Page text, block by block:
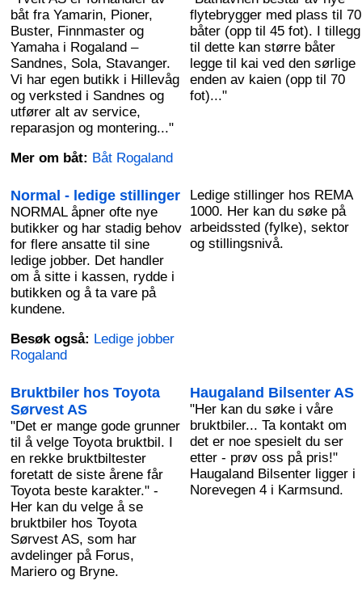
båt fra Yamarin, Pioner,
Buster, Finnmaster og
Yamaha i Rogaland –
Sandnes, Sola, Stavanger.
Vi har egen butikk i Hillevåg
og verksted i Sandnes og
utfører alt av service,
reparasjon og montering..."
Mer om båt: Båt Rogaland
flytebrygger med plass til 70
båter (opp til 45 fot). I tillegg
til dette kan større båter
legge til kai ved den sørlige
enden av kaien (opp til 70
fot)..."
Normal - ledige stillinger
NORMAL åpner ofte nye
butikker og har stadig behov
for flere ansatte til sine
ledige jobber. Det handler
om å sitte i kassen, rydde i
butikken og å ta vare på
kundene.
Besøk også: Ledige jobber
Rogaland
Ledige stillinger hos REMA
1000. Her kan du søke på
arbeidssted (fylke), sektor
og stillingsnivå.
Bruktbiler hos Toyota
Sørvest AS
"Det er mange gode grunner
til å velge Toyota bruktbil. I
en rekke bruktbiltester
foretatt de siste årene får
Toyota beste karakter." -
Her kan du velge å se
bruktbiler hos Toyota
Sørvest AS, som har
avdelinger på Forus,
Mariero og Bryne.
Haugaland Bilsenter AS
"Her kan du søke i våre
bruktbiler... Ta kontakt om
det er noe spesielt du ser
etter - prøv oss på pris!"
Haugaland Bilsenter ligger i
Norevegen 4 i Karmsund.